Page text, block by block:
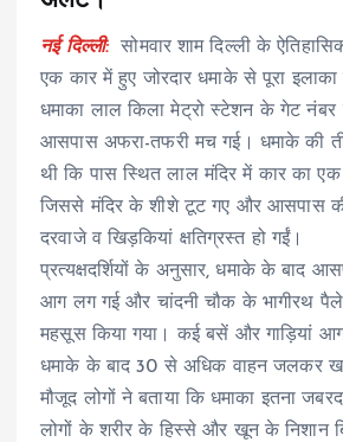
नई दिल्ली:
सोमवार शाम दिल्ली के
एक कार में हुए जोरदार धमाके से पूरा
धमाका लाल किला मेट्रो स्टेशन के गेट
आसपास अफरा-तफरी मच गई। धमाके की
थी कि पास स्थित लाल मंदिर में कार का एक
जिससे मंदिर के शीशे टूट गए और आसपास
दरवाजे व खिड़कियां क्षतिग्रस्त हो गईं।
प्रत्यक्षदर्शियों के अनुसार, धमाके के बाद
आग लग गई और चांदनी चौक के भागीरथ
महसूस किया गया। कई बसें और गाड़ियां
धमाके के बाद 30 से अधिक वाहन जलकर
मौजूद लोगों ने बताया कि धमाका इतना
लोगों के शरीर के हिस्से और खून के निशान